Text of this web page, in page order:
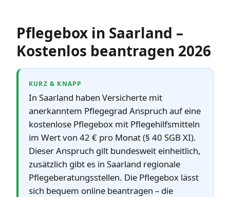
Pflegebox in Saarland –
Kostenlos beantragen 2026
KURZ & KNAPP
In Saarland haben Versicherte mit
anerkanntem Pflegegrad Anspruch auf eine
kostenlose Pflegebox mit Pflegehilfsmitteln
im Wert von 42 € pro Monat (§ 40 SGB XI).
Dieser Anspruch gilt bundesweit einheitlich,
zusätzlich gibt es in Saarland regionale
Pflegeberatungsstellen. Die Pflegebox lässt
sich bequem online beantragen – die